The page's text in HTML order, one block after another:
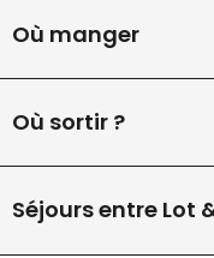
Où manger
Où sortir ?
Séjours entre Lot